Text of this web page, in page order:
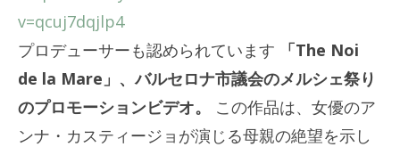
v=qcuj7dqjlp4
プロデューサーも認められています
「The Noi
de la Mare」、バルセロナ市議会のメルシェ祭り
のプロモーションビデオ。 この作品は、女優のア
ンナ・カスティージョが演じる母親の絶望を示し